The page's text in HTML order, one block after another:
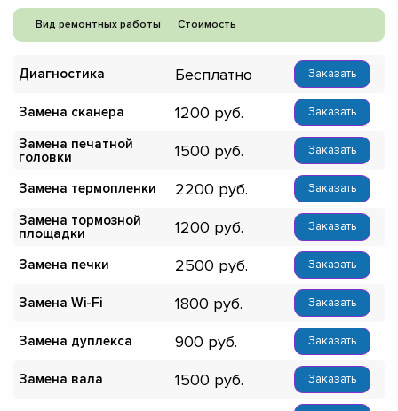
Вид ремонтных работы Стоимость
Диагностика Бесплатно Заказать
Замена сканера 1200 Заказать
Замена печатной
головки
1500 Заказать
Замена термопленки 2200 Заказать
Замена тормозной
площадки
1200 Заказать
Замена печки 2500 Заказать
Замена Wi-Fi 1800 Заказать
Замена дуплекса 900 Заказать
Замена вала 1500 Заказать